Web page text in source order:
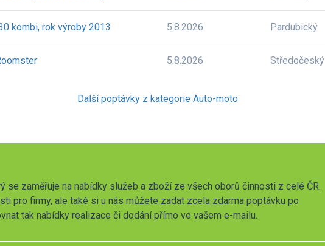
kombi, rok výroby 2013 5.8.2026 Pardubický
5.8.2026 Středočeský
Další poptávky z kategorie Auto-moto
se zaměřuje na nabídky služeb a zboží ze všech oborů činnosti z celé ČR.
pro firmy, ale také si u nás můžete zadat zcela zdarma poptávku po
tak nabídky realizace či dodání přímo ve vašem e-mailu.